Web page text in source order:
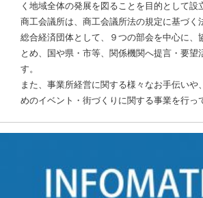
く地域全体の発展を図ることを目的として設
商工会議所は、商工会議所法の規定に基づく
総合経済団体として、９つの部会を中心に、
とめ、国や県・市等、関係機関へ提言・要望
す。
また、事業所経営に関する様々なお手伝いや
めのイベント・街づくりに関する事業を行っ